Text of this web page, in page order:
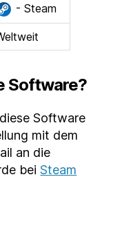
- Steam
Software?
Software
mit dem
an die
beiSteam